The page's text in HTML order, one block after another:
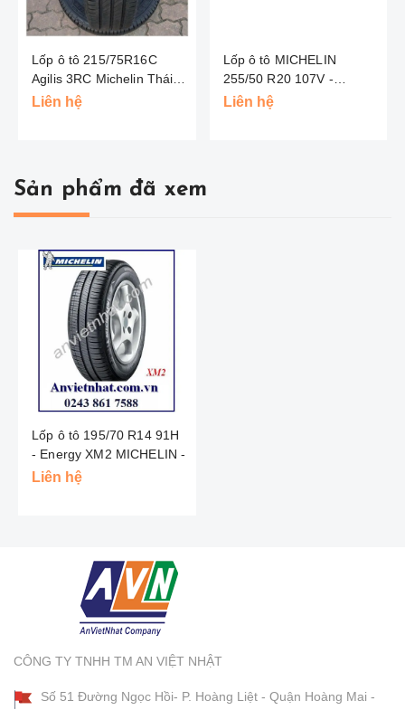
Lốp ô tô 215/75R16C
Agilis 3RC Michelin Thái
Lan
Liên hệ
Lốp ô tô MICHELIN
255/50 R20 107V -
Latitude Tour HP - Bắc Mỹ
Liên hệ
Sản phẩm đã xem
Lốp ô tô 195/70 R14 91H
- Energy XM2 MICHELIN -
Thái Lan
Liên hệ
CÔNG TY TNHH TM AN VIỆT NHẬT
Số 51 Đường Ngọc Hồi- P. Hoàng Liệt - Quận Hoàng Mai -